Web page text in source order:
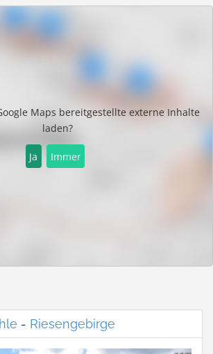
Maps bereitgestellte externe Inhalte
laden?
Ja Immer
- Riesengebirge